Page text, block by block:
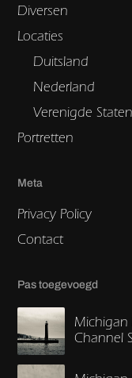
Diversen
Locaties
Duitsland
Nederland
Verenigde Staten
Portretten
Meta
Privacy Policy
Contact
Pas toegevoegd
Channel